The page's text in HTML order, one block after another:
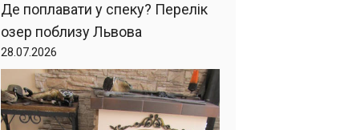
Де поплавати у спеку? Перелік
озер поблизу Львова
28.07.2026